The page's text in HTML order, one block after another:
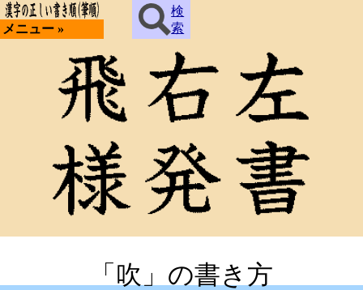
メニュー »
検
索
「吹」の書き方